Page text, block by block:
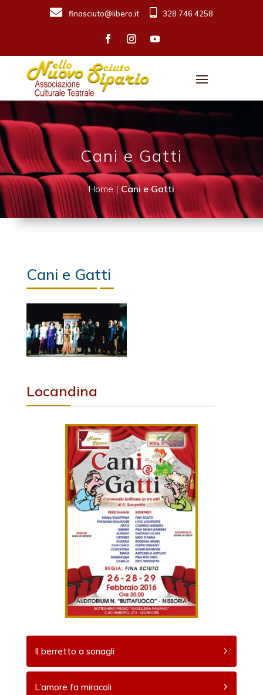
finasciuto@libero.it 328 746 4258
Cani e Gatti
Home |Cani e Gatti
Cani e Gatti
Locandina
Il berretto a sonagli
L’amore fa miracoli